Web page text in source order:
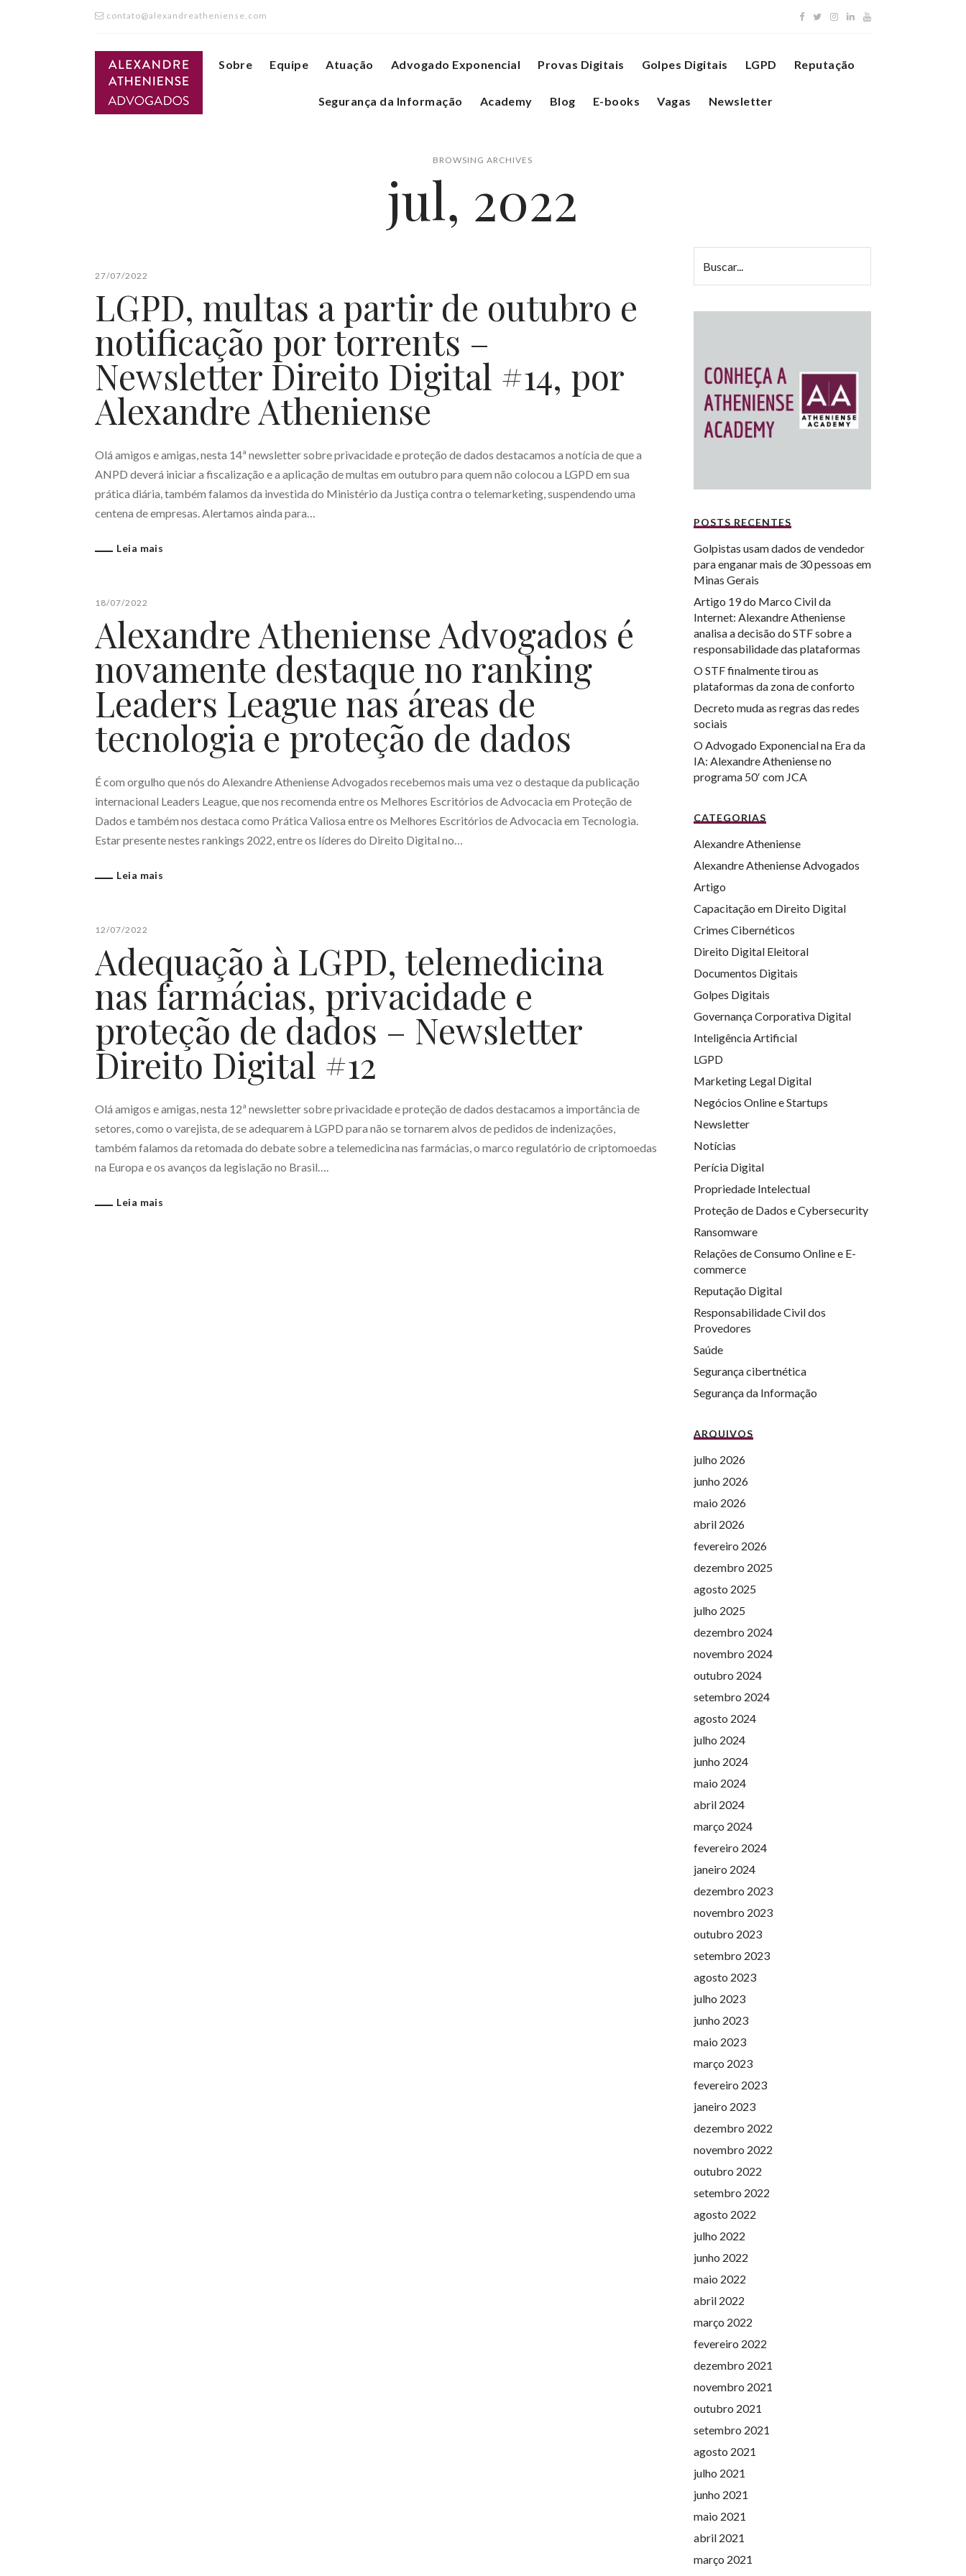
contato@alexandreatheniense.com
Sobre Equipe Atuação Advogado Exponencial Provas Digitais Golpes Digitais LGPD Reputação
Segurança da Informação Academy Blog E-books Vagas Newsletter
BROWSING ARCHIVES
jul, 2022
27/07/2022
LGPD, multas a partir de outubro e
notificação por torrents –
Newsletter Direito Digital #14, por
Alexandre Atheniense
Olá amigos e amigas, nesta 14ª newsletter sobre privacidade e proteção de dados destacamos a notícia de que a
ANPD deverá iniciar a fiscalização e a aplicação de multas em outubro para quem não colocou a LGPD em sua
prática diária, também falamos da investida do Ministério da Justiça contra o telemarketing, suspendendo uma
centena de empresas. Alertamos ainda para…
Leia mais
18/07/2022
Alexandre Atheniense Advogados é
novamente destaque no ranking
Leaders League nas áreas de
tecnologia e proteção de dados
É com orgulho que nós do Alexandre Atheniense Advogados recebemos mais uma vez o destaque da publicação
internacional Leaders League, que nos recomenda entre os Melhores Escritórios de Advocacia em Proteção de
Dados e também nos destaca como Prática Valiosa entre os Melhores Escritórios de Advocacia em Tecnologia.
Estar presente nestes rankings 2022, entre os líderes do Direito Digital no…
Leia mais
12/07/2022
Adequação à LGPD, telemedicina
nas farmácias, privacidade e
proteção de dados – Newsletter
Direito Digital #12
Olá amigos e amigas, nesta 12ª newsletter sobre privacidade e proteção de dados destacamos a importância de
setores, como o varejista, de se adequarem à LGPD para não se tornarem alvos de pedidos de indenizações,
também falamos da retomada do debate sobre a telemedicina nas farmácias, o marco regulatório de criptomoedas
na Europa e os avanços da legislação no Brasil….
Leia mais
POSTS RECENTES
Golpistas usam dados de vendedor
para enganar mais de 30 pessoas em
Minas Gerais
Artigo 19 do Marco Civil da
Internet: Alexandre Atheniense
analisa a decisão do STF sobre a
responsabilidade das plataformas
O STF finalmente tirou as
plataformas da zona de conforto
Decreto muda as regras das redes
sociais
O Advogado Exponencial na Era da
IA: Alexandre Atheniense no
programa 50′ com JCA
CATEGORIAS
Alexandre Atheniense
Alexandre Atheniense Advogados
Artigo
Capacitação em Direito Digital
Crimes Cibernéticos
Direito Digital Eleitoral
Documentos Digitais
Golpes Digitais
Governança Corporativa Digital
Inteligência Artificial
LGPD
Marketing Legal Digital
Negócios Online e Startups
Newsletter
Notícias
Perícia Digital
Propriedade Intelectual
Proteção de Dados e Cybersecurity
Ransomware
Relações de Consumo Online e E-
commerce
Reputação Digital
Responsabilidade Civil dos
Provedores
Saúde
Segurança cibertnética
Segurança da Informação
ARQUIVOS
julho 2026
junho 2026
maio 2026
abril 2026
fevereiro 2026
dezembro 2025
agosto 2025
julho 2025
dezembro 2024
novembro 2024
outubro 2024
setembro 2024
agosto 2024
julho 2024
junho 2024
maio 2024
abril 2024
março 2024
fevereiro 2024
janeiro 2024
dezembro 2023
novembro 2023
outubro 2023
setembro 2023
agosto 2023
julho 2023
junho 2023
maio 2023
março 2023
fevereiro 2023
janeiro 2023
dezembro 2022
novembro 2022
outubro 2022
setembro 2022
agosto 2022
julho 2022
junho 2022
maio 2022
abril 2022
março 2022
fevereiro 2022
dezembro 2021
novembro 2021
outubro 2021
setembro 2021
agosto 2021
julho 2021
junho 2021
maio 2021
abril 2021
março 2021